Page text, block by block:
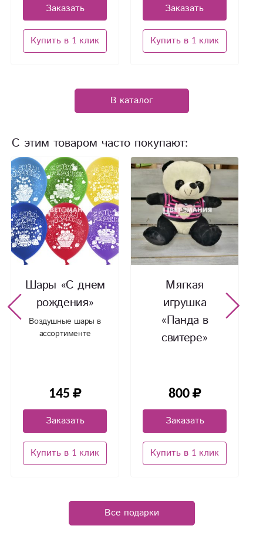
Заказать
Купить в 1 клик
Заказать
Купить в 1 клик
В каталог
С этим товаром часто покупают:
Шары «С днем
рождения»
Воздушные шары в
ассортименте
145
Заказать
Купить в 1 клик
Мягкая
игрушка
«Панда в
свитере»
800
Заказать
Купить в 1 клик
Все подарки